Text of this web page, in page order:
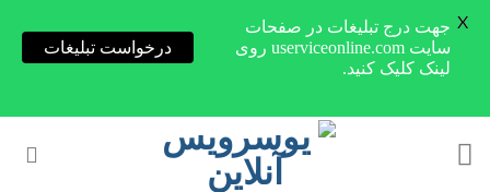
جهت درج تبلیغات در صفحات
سایت userviceonline.com روی
لینک کلیک کنید.
درخواست تبلیغات
X